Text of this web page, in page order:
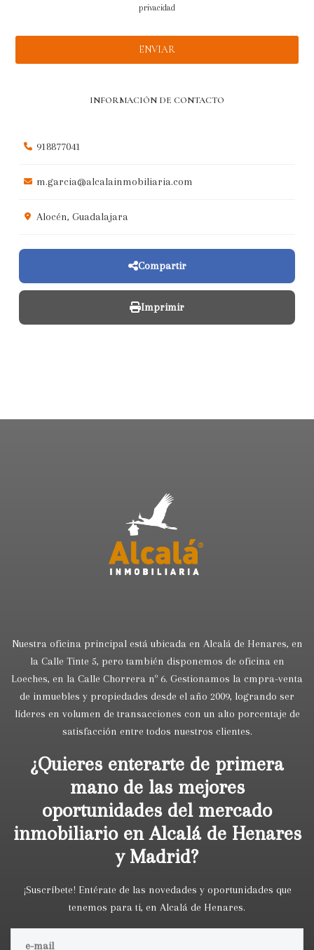
privacidad
INFORMACIÓN DE CONTACTO
918877041
m.garcia@alcalainmobiliaria.com
Alocén, Guadalajara
Compartir
Imprimir
Nuestra oficina principal está ubicada en Alcalá de Henares, en
la Calle Tinte 5, pero también disponemos de oficina en
Loeches, en la Calle Chorrera nº 6. Gestionamos la cmpra-venta
de inmuebles y propiedades desde el año 2009, logrando ser
líderes en volumen de transacciones con un alto porcentaje de
satisfacción entre todos nuestros clientes.
¿Quieres enterarte de primera
mano de las mejores
oportunidades del mercado
inmobiliario en Alcalá de Henares
y Madrid?
¡Suscríbete! Entérate de las novedades y oportunidades que
tenemos para ti, en Alcalá de Henares.